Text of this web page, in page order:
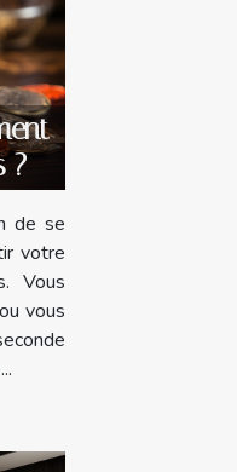
?
de se
votre
Vous
vous